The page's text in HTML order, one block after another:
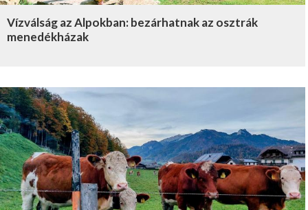
Vízválság az Alpokban: bezárhatnak az osztrák
menedékházak